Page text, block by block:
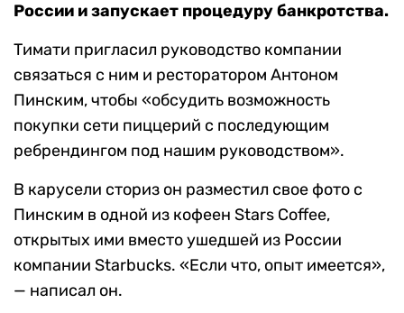
России и запускает процедуру банкротства.
Тимати пригласил руководство компании
связаться с ним и ресторатором Антоном
Пинским, чтобы «обсудить возможность
покупки сети пиццерий с последующим
ребрендингом под нашим руководством».
В карусели сториз он разместил свое фото с
Пинским в одной из кофеен Stars Coffee,
открытых ими вместо ушедшей из России
компании Starbucks. «Если что, опыт имеется»,
— написал он.